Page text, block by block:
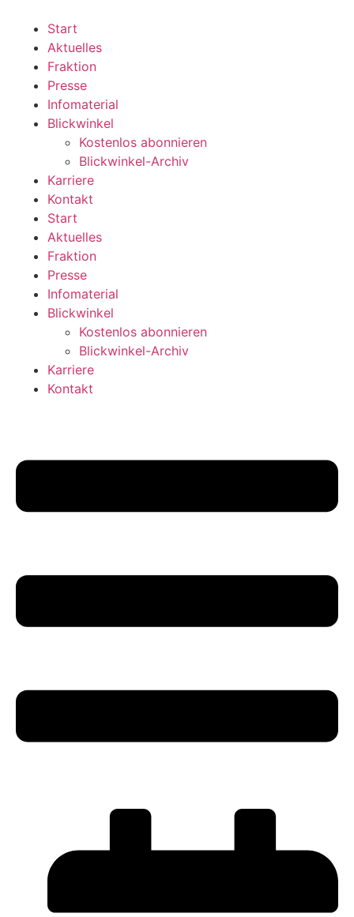
wechseln
Start
Aktuelles
Fraktion
Presse
Infomaterial
Blickwinkel
Kostenlos abonnieren
Blickwinkel-Archiv
Karriere
Kontakt
Start
Aktuelles
Fraktion
Presse
Infomaterial
Blickwinkel
Kostenlos abonnieren
Blickwinkel-Archiv
Karriere
Kontakt